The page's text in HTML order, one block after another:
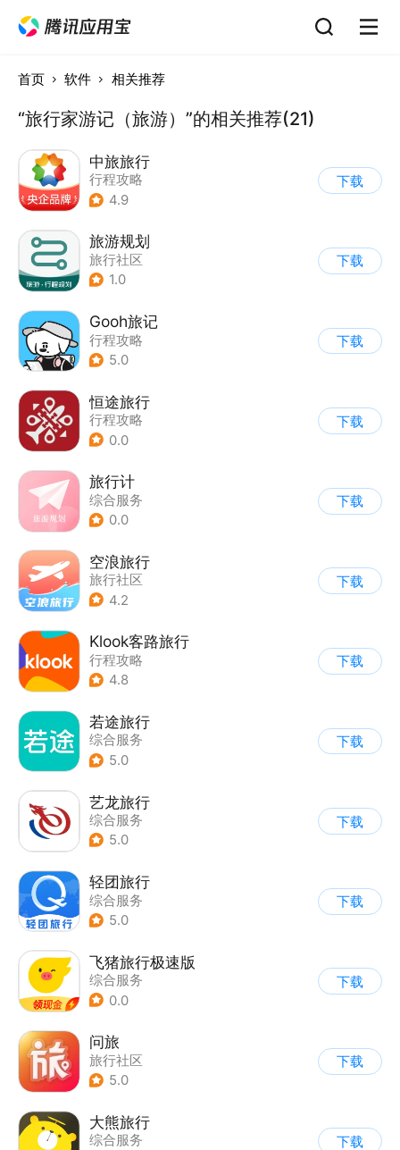
首页 软件 相关推荐
“旅行家游记（旅游）”的相关推荐(21)
中旅旅行
行程攻略
4.9
下载
旅游规划
旅行社区
1.0
下载
Gooh旅记
行程攻略
5.0
下载
恒途旅行
行程攻略
0.0
下载
旅行计
综合服务
0.0
下载
空浪旅行
旅行社区
4.2
下载
Klook客路旅行
行程攻略
4.8
下载
若途旅行
综合服务
5.0
下载
艺龙旅行
综合服务
5.0
下载
轻团旅行
综合服务
5.0
下载
飞猪旅行极速版
综合服务
0.0
下载
问旅
旅行社区
5.0
下载
大熊旅行
综合服务
下载